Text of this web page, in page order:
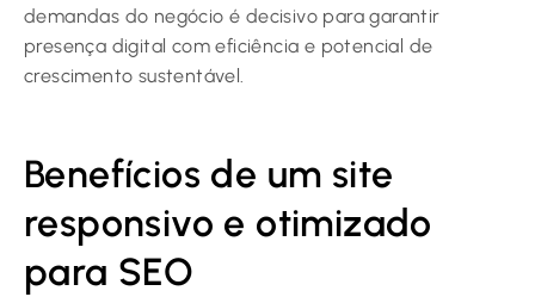
demandas do negócio é decisivo para garantir
presença digital com eficiência e potencial de
crescimento sustentável.
Benefícios de um site
responsivo e otimizado
para SEO